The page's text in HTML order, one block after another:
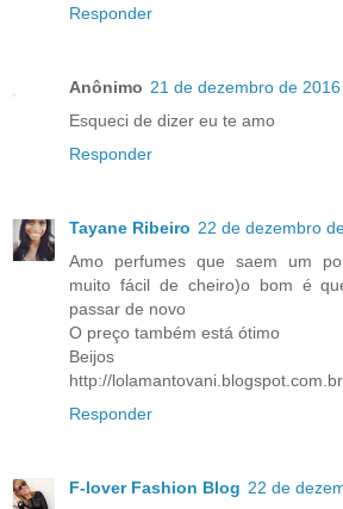
Responder
Anônimo 21 de dezembro de
Esqueci de dizer eu te amo
Responder
Tayane Ribeiro 22 de dezembro
Amo perfumes que saem um
muito fácil de cheiro)o bom é
passar de novo
O preço também está ótimo
Beijos
http://lolamantovani.blogspot.com.br
Responder
F-lover Fashion Blog 22 de